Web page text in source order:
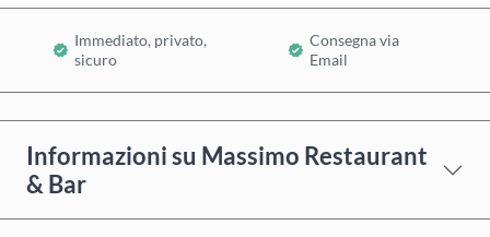
Immediato, privato,
sicuro
Consegna via
Email
Informazioni su Massimo Restaurant
& Bar